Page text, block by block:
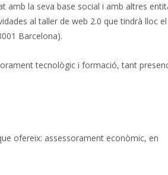
amb la seva base social i amb altres
al taller de web 2.0 que tindrà lloc el
Barcelona).
tecnològic i formació, tant
ofereix: assessorament econòmic, en